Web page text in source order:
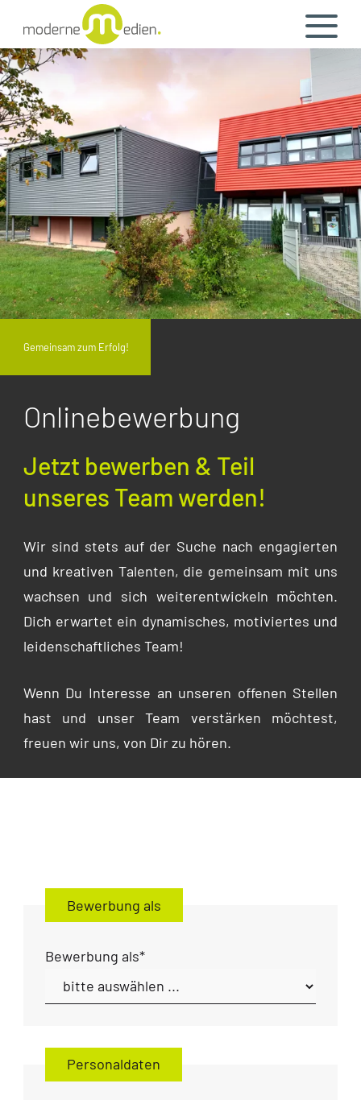
Gemeinsam zum Erfolg!
Onlinebewerbung
Jetzt bewerben & Teil
unseres Team werden!
Wir sind stets auf der Suche nach engagierten
und kreativen Talenten, die gemeinsam mit uns
wachsen und sich weiterentwickeln möchten.
Dich erwartet ein dynamisches, motiviertes und
leidenschaftliches Team!
Wenn Du Interesse an unseren offenen Stellen
hast und unser Team verstärken möchtest,
freuen wir uns, von Dir zu hören.
Bewerbung als
Bewerbung als*
Personaldaten